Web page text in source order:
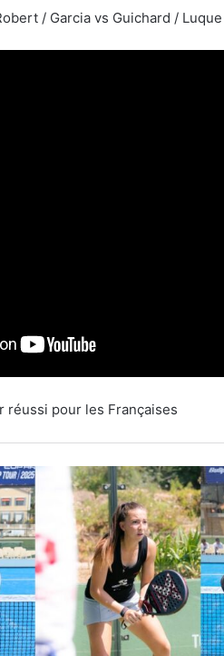
/ Garcia vs Guichard / Luque
réussi pour les Françaises